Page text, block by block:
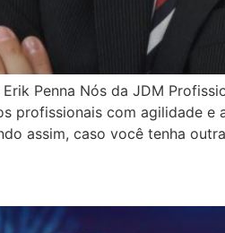
Penna Nós da JDM
profissionais com agilidade
assim, caso você tenha